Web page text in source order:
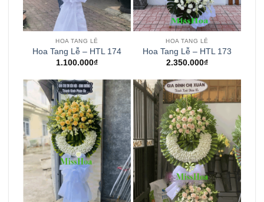
HOA TANG LỄ
Hoa Tang Lễ – HTL 174
1.100.000₫
HOA TANG LỄ
Hoa Tang Lễ – HTL 173
2.350.000₫